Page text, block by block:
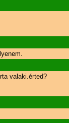
valaki.érted?